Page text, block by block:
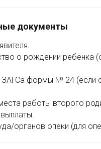
документы
о рождении ребёнка
ЗАГСа формы № 24 (если
работы второго
выплаты.
органов опеки (для